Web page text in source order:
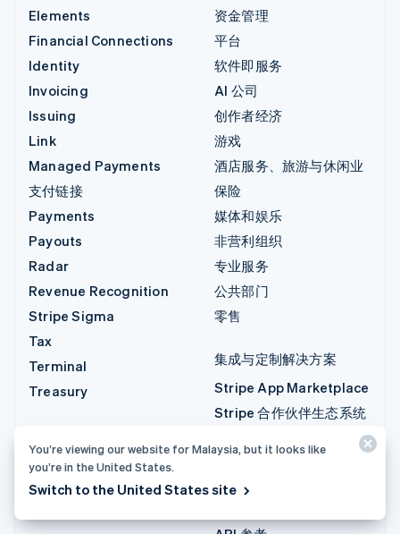
Elements
Financial Connections
Identity
Invoicing
Issuing
Link
Managed Payments
支付链接
Payments
Payouts
Radar
Revenue Recognition
Stripe Sigma
Tax
Terminal
Treasury
资金管理
平台
软件即服务
AI 公司
创作者经济
游戏
酒店服务、旅游与休闲业
保险
媒体和娱乐
非营利组织
专业服务
公共部门
零售
集成与定制解决方案
Stripe App Marketplace
Stripe 合作伙伴生态系统
You’re viewing our website for Malaysia, but it looks like
you’re in the United States.
Switch to the United States site